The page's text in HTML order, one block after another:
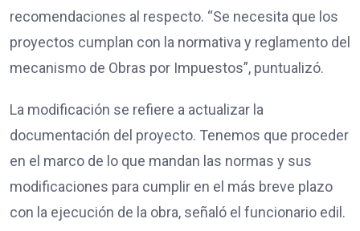
recomendaciones al respecto. “Se necesita que los
proyectos cumplan con la normativa y reglamento del
mecanismo de Obras por Impuestos”, puntualizó.
La modificación se refiere a actualizar la
documentación del proyecto. Tenemos que proceder
en el marco de lo que mandan las normas y sus
modificaciones para cumplir en el más breve plazo
con la ejecución de la obra, señaló el funcionario edil.